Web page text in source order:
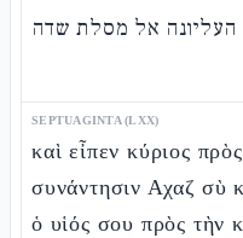
אל מסלת שדה
SEPTUAGINTA (LXX)
καὶ εἶπεν κύριος
συνάντησιν Αχαζ σὺ
ὁ υἱός σου πρὸς τὴν